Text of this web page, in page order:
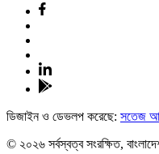
ডিজাইন ও ডেভলপ করেছে: সতেজ
© ২০২৬ সর্বস্বত্ব সংরক্ষিত,